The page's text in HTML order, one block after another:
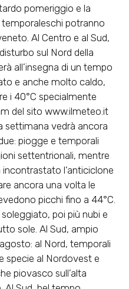
pomeriggio e la
potranno
Al Centro e al Sud,
sul Nord della
all’insegna di un tempo
e anche molto caldo,
i 40°C specialmente
del sito www.ilmeteo.it
settimana vedrà ancora
piogge e temporali
settentrionali, mentre
l’anticiclone
ancora una volta le
picchi fino a 44°C.
poi più nubi e
sole. Al Sud, ampio
al Nord, temporali
specie al Nordovest e
piovasco sull’alta